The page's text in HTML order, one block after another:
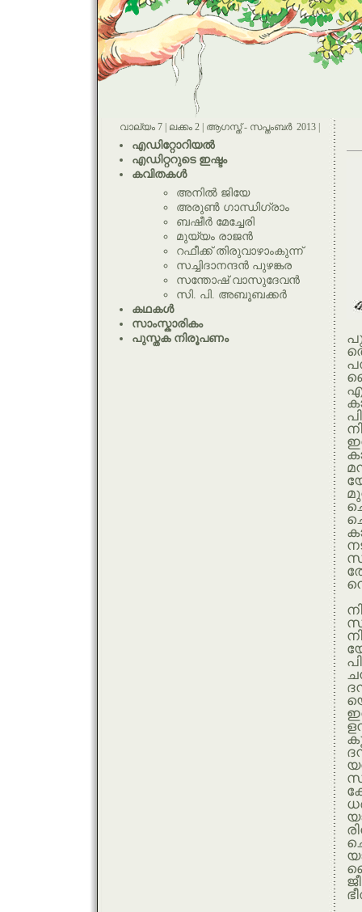
വാല്യം 7 | ലക്കം 2 | ആഗസ്ത് - സപ്തംബര്‍ 2013 |
എഡിറ്റോറിയല്‍
എഡിറ്ററുടെ ഇഷ്ടം
കവിതകള്‍
അനില്‍ ജിയേ
അരുണ്‍ ഗാന്ധിഗ്രാം
ബഷീര്‍ മേച്ചേരി
മുയ്യം രാജന്‍
റഫീക്ക്‌ തിരുവാഴാംകുന്ന്
സച്ചിദാനന്ദന്‍ പുഴങ്കര
സന്തോഷ് വാസുദേവന്‍
സി. പി. അബൂബക്കര്‍
കഥകള്‍
സാംസ്കാരികം
പുസ്തക നിരൂപണം